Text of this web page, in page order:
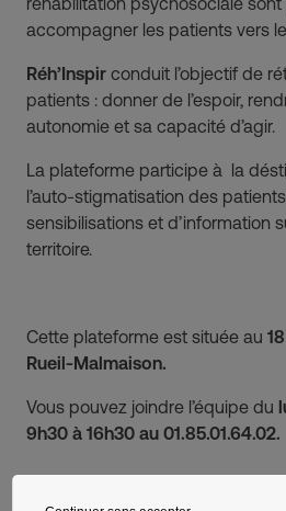
accompagner les patients vers
Réh’Inspir conduit l’objectif de
patients : donner de l’espoir,
autonomie et sa capacité d’agir.
La plateforme participe à la
l’auto-stigmatisation des
sensibilisations et d’information
territoire.
Cette plateforme est située au
Rueil-Malmaison.
Vous pouvez joindre l’équipe du
9h30 à 16h30 au 01.85.01.64.02.